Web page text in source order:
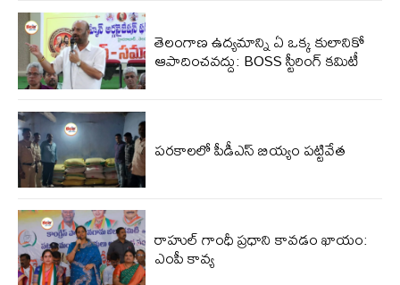
తెలంగాణ ఉద్యమాన్ని ఏ ఒక్క కులానికో
ఆపాదించవద్దు: BOSS స్టీరింగ్ కమిటీ
పరకాలలో పీడీఎస్‌ బియ్యం పట్టివేత
రాహుల్ గాంధీ ప్రధాని కావడం ఖాయం:
ఎంపీ కావ్య